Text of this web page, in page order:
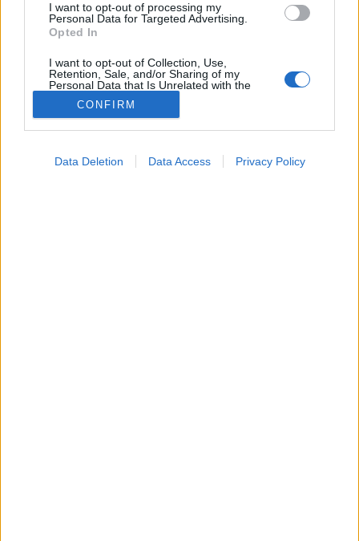
I want to opt-out of processing my
Personal Data for Targeted Advertising.
Opted In
I want to opt-out of Collection, Use,
Retention, Sale, and/or Sharing of my
Personal Data that Is Unrelated with the
Purposes for which it was collected.
Opted Out
CONFIRM
Data Deletion Data Access Privacy Policy